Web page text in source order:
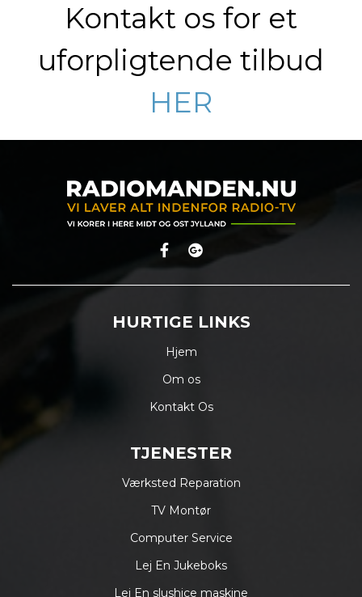
Kontakt os for et
uforpligtende tilbud
HER
HURTIGE LINKS
Hjem
Om os
Kontakt Os
TJENESTER
Værksted Reparation
TV Montør
Computer Service
Lej En Jukeboks
Lej En slushice maskine